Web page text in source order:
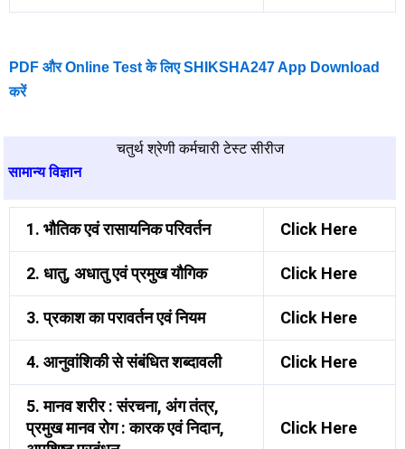
PDF और Online Test के लिए SHIKSHA247 App Download
करें
चतुर्थ श्रेणी कर्मचारी टेस्ट सीरीज
सामान्य विज्ञान
1. भौतिक एवं रासायनिक परिवर्तन Click Here
2. धातु, अधातु एवं प्रमुख यौगिक Click Here
3. प्रकाश का परावर्तन एवं नियम Click Here
4. आनुवांशिकी से संबंधित शब्दावली Click Here
5. मानव शरीर : संरचना, अंग तंत्र,
प्रमुख मानव रोग : कारक एवं निदान,
Click Here